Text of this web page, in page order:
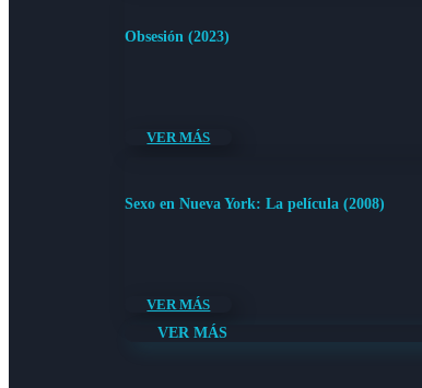
Obsesión (2023)
VER MÁS
Sexo en Nueva York: La película (2008)
VER MÁS
VER MÁS